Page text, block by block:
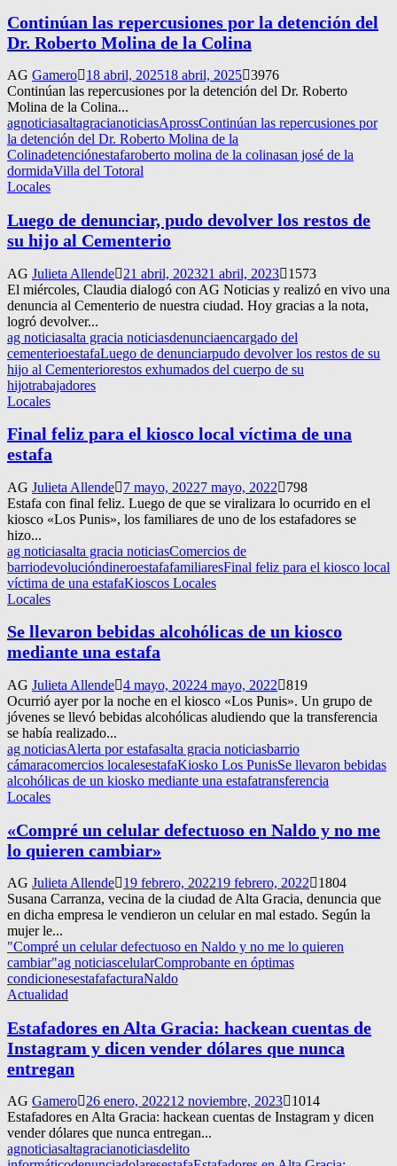
Continúan las repercusiones por la detención del
Dr. Roberto Molina de la Colina
AG Gamero 18 abril, 202518 abril, 2025 3976
Continúan las repercusiones por la detención del Dr. Roberto
Molina de la Colina...
agnoticiasaltagracianoticiasAprossContinúan las repercusiones por
la detención del Dr. Roberto Molina de la
Colinadetenciónestafaroberto molina de la colinasan josé de la
dormidaVilla del Totoral
Locales
Luego de denunciar, pudo devolver los restos de
su hijo al Cementerio
AG Julieta Allende 21 abril, 202321 abril, 2023
1573
El miércoles, Claudia dialogó con AG Noticias y realizó en vivo una
denuncia al Cementerio de nuestra ciudad. Hoy gracias a la nota,
logró devolver...
ag noticiasalta gracia noticiasdenunciaencargado del
cementerioestafaLuego de denunciarpudo devolver los restos de su
hijo al Cementeriorestos exhumados del cuerpo de su
hijotrabajadores
Locales
Final feliz para el kiosco local víctima de una
estafa
AG Julieta Allende 7 mayo, 20227 mayo, 2022
798
Estafa con final feliz. Luego de que se viralizara lo ocurrido en el
kiosco «Los Punis», los familiares de uno de los estafadores se
hizo...
ag noticiasalta gracia noticiasComercios de
barriodevolucióndineroestafafamiliaresFinal feliz para el kiosco local
víctima de una estafaKioscos Locales
Locales
Se llevaron bebidas alcohólicas de un kiosco
mediante una estafa
AG Julieta Allende 4 mayo, 20224 mayo, 2022
819
Ocurrió ayer por la noche en el kiosco «Los Punis». Un grupo de
jóvenes se llevó bebidas alcohólicas aludiendo que la transferencia
se había realizado...
ag noticiasAlerta por estafasalta gracia noticiasbarrio
cámaracomercios localesestafaKiosko Los PunisSe llevaron bebidas
alcohólicas de un kiosko mediante una estafatransferencia
Locales
«Compré un celular defectuoso en Naldo y no me
lo quieren cambiar»
AG Julieta Allende 19 febrero, 202219 febrero, 2022
1804
Susana Carranza, vecina de la ciudad de Alta Gracia, denuncia que
en dicha empresa le vendieron un celular en mal estado. Según la
mujer le...
"Compré un celular defectuoso en Naldo y no me lo quieren
cambiar"ag noticiascelularComprobante en óptimas
condicionesestafafacturaNaldo
Actualidad
Estafadores en Alta Gracia: hackean cuentas de
Instagram y dicen vender dólares que nunca
entregan
AG Gamero 26 enero, 202212 noviembre, 2023
1014
Estafadores en Alta Gracia: hackean cuentas de Instagram y dicen
vender dólares que nunca entregan...
agnoticiasaltagracianoticiasdelito